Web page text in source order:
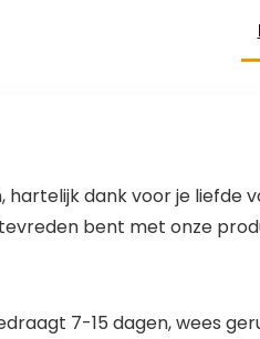
dank voor je liefde
bent met onze
7-15 dagen, wees